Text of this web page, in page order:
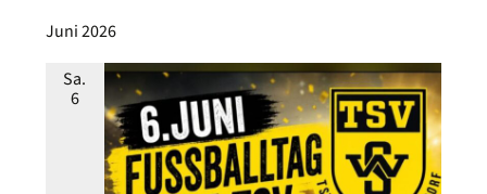
Juni 2026
Sa.
6